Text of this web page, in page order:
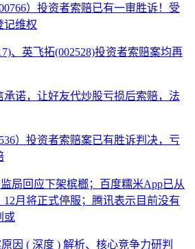
）投资者索赔已有一审胜诉！受
记维权
、英飞拓(002528)投资者索赔案均再
承诺，让好友代炒股亏损后索赔，法
）投资者索赔案已有胜诉判决，亏
局回应下架槟榔；百度糯米App已从
12月将正式停服；腾讯表示目前没有
或
因 ( 深度 ) 解析、核心竞争力研判